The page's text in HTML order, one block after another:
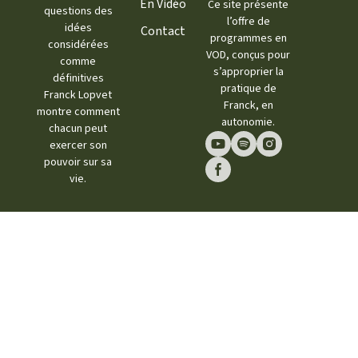
questions des
idées
considérées
comme
définitives
Franck Lopvet
montre comment
chacun peut
exercer son
pouvoir sur sa
vie.
En Vidéo
Contact
Ce site présente
l’offre de
programmes en
VOD, conçus pour
s’approprier la
pratique de
Franck, en
autonomie.